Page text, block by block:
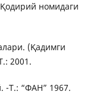
номидаги
(Қадимги
2001.
-Т.: “ФАН” 1967.